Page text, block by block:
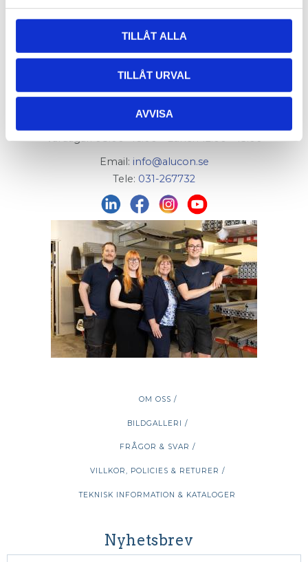
TILLÅT ALLA
TILLÅT URVAL
AVVISA
AluCon AB
Org. nr: 556326-7482
Adress:Von Utfallsgatan 16, 415 05 Göteborg
Öppettider hämtlager:
Vardagar: 08:00 -16:00 - Lunch 12:00 - 13:00
Email: info@alucon.se
Tele: 031-267732
OM OSS /
BILDGALLERI /
FRÅGOR & SVAR /
VILLKOR, POLICIES & RETURER /
TEKNISK INFORMATION & KATALOGER
Nyhetsbrev